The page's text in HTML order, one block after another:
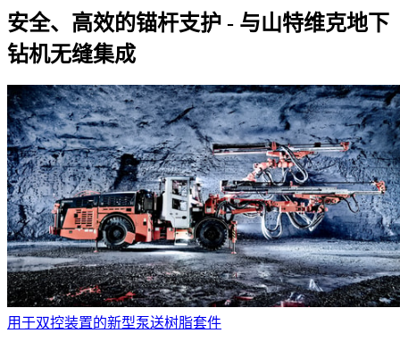
安全、高效的锚杆支护 - 与山特维克地下
钻机无缝集成
用于双控装置的新型泵送树脂套件